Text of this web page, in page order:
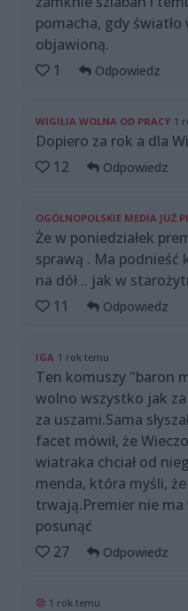
pomacha, gdy
objawioną.
1
Odpowiedz
WIGILIA WOLNA OD PRACY 1
Dopiero za rok a dla
12
Odpowiedz
OGÓLNOPOLSKIE MEDIA JUŻ
Że w poniedziałek
sprawą . Ma podnieść
na dół .. jak w
11
Odpowiedz
IGA 1 rok temu
Ten komuszy "baron
wolno wszystko jak
za uszami.Sama
facet mówił, że
wiatraka chciał od
menda, która myśli,
trwają.Premier nie
posunąć
27
Odpowiedz
😒 1 rok temu